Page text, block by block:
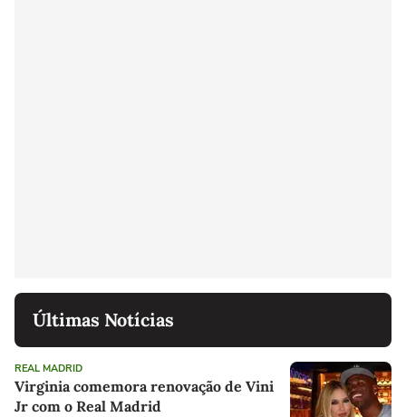
Últimas Notícias
REAL MADRID
Virginia comemora renovação de Vini
Jr com o Real Madrid